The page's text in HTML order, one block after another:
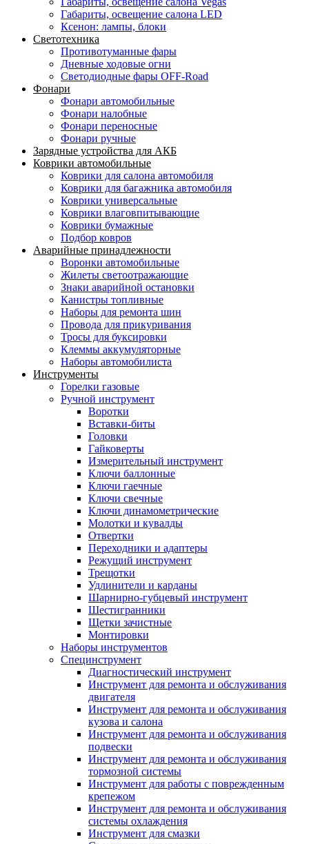
Габариты, освещение салона LED
Ксенон: лампы, блоки
Светотехника
Противотуманные фары
Дневные ходовые огни
Светодиодные фары OFF-Road
Фонари
Фонари автомобильные
Фонари налобные
Фонари переносные
Фонари ручные
Зарядные устройства для АКБ
Коврики автомобильные
Коврики для салона автомобиля
Коврики для багажника автомобиля
Коврики универсальные
Коврики влаговпитывающие
Коврики бумажные
Подбор ковров
Аварийные принадлежности
Воронки автомобильные
Жилеты светоотражающие
Знаки аварийной остановки
Канистры топливные
Наборы для ремонта шин
Провода для прикуривания
Тросы для буксировки
Клеммы аккумуляторные
Наборы автомобилиста
Инструменты
Горелки газовые
Ручной инструмент
Воротки
Вставки-биты
Головки
Гайковерты
Измерительный инструмент
Ключи баллонные
Ключи гаечные
Ключи свечные
Ключи динамометрические
Молотки и кувалды
Отвертки
Переходники и адаптеры
Режущий инструмент
Трещотки
Удлинители и карданы
Шарнирно-губцевый инструмент
Шестигранники
Щетки зачистные
Монтировки
Наборы инструментов
Специнструмент
Диагностический инструмент
Инструмент для ремонта и обслуживания
двигателя
Инструмент для ремонта и обслуживания
кузова и салона
Инструмент для ремонта и обслуживания
подвески
Инструмент для ремонта и обслуживания
тормозной системы
Инструмент для работы с поврежденным
крепежом
Инструмент для ремонта и обслуживания
системы охлаждения
Инструмент для смазки